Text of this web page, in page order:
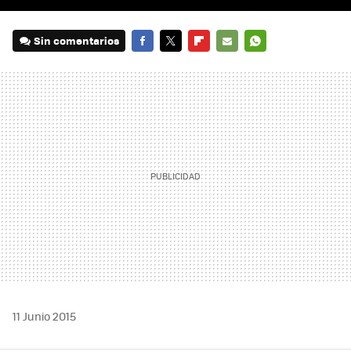
Sin comentarios
MAIL
11 Junio 2015